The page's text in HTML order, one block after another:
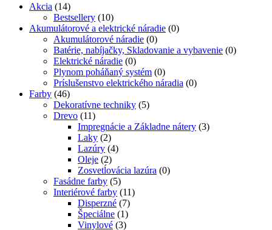
Akcia (14)
Bestsellery (10)
Akumulátorové a elektrické náradie (0)
Akumulátorové náradie (0)
Batérie, nabíjačky, Skladovanie a vybavenie (0)
Elektrické náradie (0)
Plynom poháňaný systém (0)
Príslušenstvo elektrického náradia (0)
Farby (46)
Dekoratívne techniky (5)
Drevo (11)
Impregnácie a Základne nátery (3)
Laky (2)
Lazúry (4)
Oleje (2)
Zosvetĺovácia lazúra (0)
Fasádne farby (5)
Interiérové farby (11)
Disperzné (7)
Špeciálne (1)
Vinylové (3)